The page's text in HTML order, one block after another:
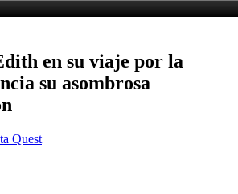
en su viaje por la
su asombrosa
Quest